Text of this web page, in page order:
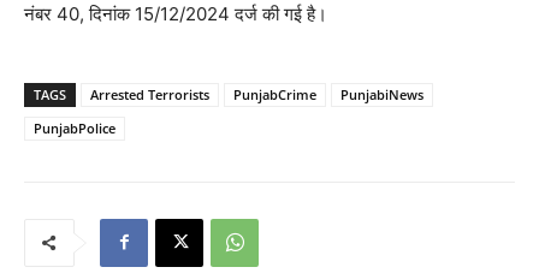
नंबर 40, दिनांक 15/12/2024 दर्ज की गई है।
TAGS Arrested Terrorists PunjabCrime
PunjabiNews
PunjabPolice